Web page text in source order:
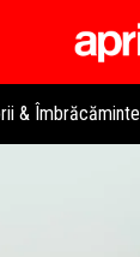
& Îmbrăcăminte